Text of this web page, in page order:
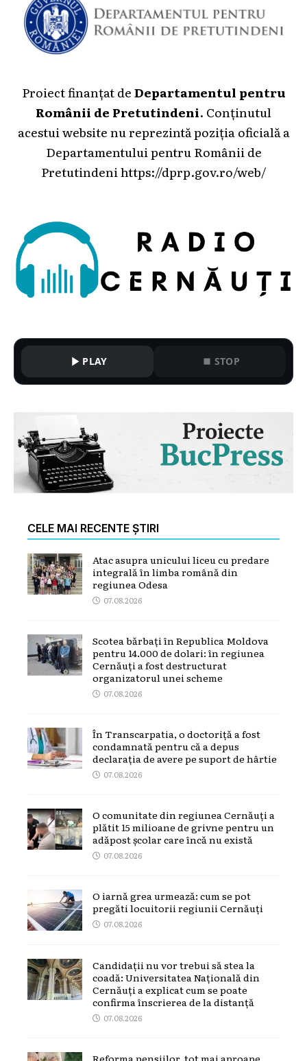
Proiect finanțat deDepartamentul pentru
Românii de Pretutindeni. Conținutul
acestui website nu reprezintă poziția oficială a
Departamentului pentru Românii de
Pretutindeni https://dprp.gov.ro/web/
PLAY STOP
CELE MAI RECENTE ȘTIRI
Atac asupra unicului liceu cu predare
integrală în limba română din
regiunea Odesa
07.08.2026
Scotea bărbați în Republica Moldova
pentru 14.000 de dolari: în regiunea
Cernăuți a fost destructurat
organizatorul unei scheme
07.08.2026
În Transcarpatia, o doctoriță a fost
condamnată pentru că a depus
declarația de avere pe suport de hârtie
07.08.2026
O comunitate din regiunea Cernăuți a
plătit 15 milioane de grivne pentru un
adăpost școlar care încă nu există
07.08.2026
O iarnă grea urmează: cum se pot
pregăti locuitorii regiunii Cernăuți
07.08.2026
Candidații nu vor trebui să stea la
coadă: Universitatea Națională din
Cernăuți a explicat cum se poate
confirma înscrierea de la distanță
07.08.2026
Reforma pensiilor, tot mai aproape.